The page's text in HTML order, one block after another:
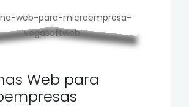
Web para